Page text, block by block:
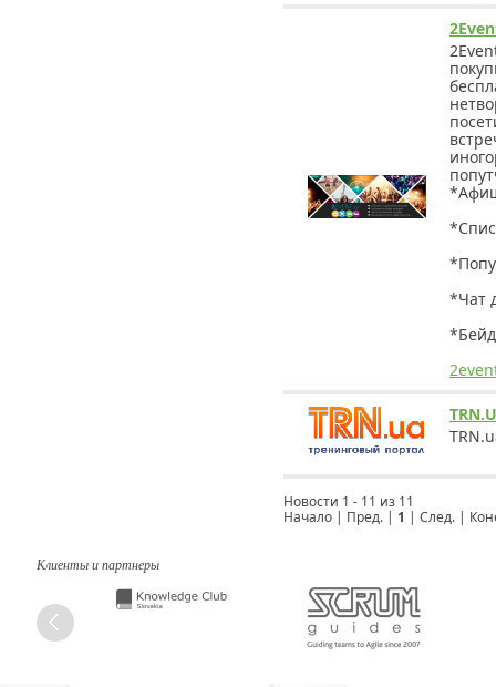
*Чат
Новости 1 - 11 из 11
Начало | Пред. | 1 | След. |
Клиенты и партнеры